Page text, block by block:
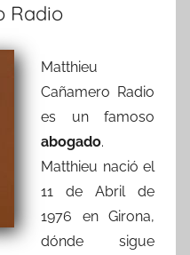
Radio
Matthieu
Cañamero Radio
es un famoso
abogado.
Matthieu nació el
11 de Abril de
1976 en Girona,
dónde sigue